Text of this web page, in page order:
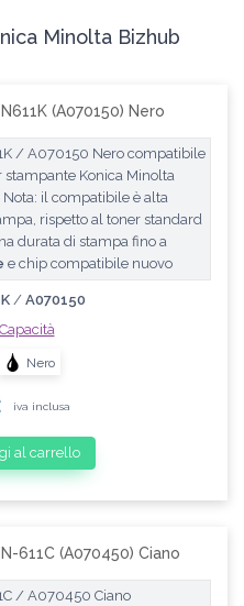
Minolta Bizhub
(A070150) Nero
/ A070150 Nero compatibile
stampante Konica Minolta
il compatibile è alta
rispetto al toner standard
durata di stampa fino a
e chip compatibile nuovo
/ A070150
Nero
iva inclusa
al carrello
611C (A070450) Ciano
/ A070450 Ciano